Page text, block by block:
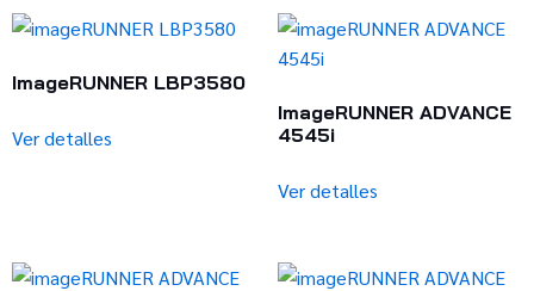
ImageRUNNER LBP3580
Ver detalles
ImageRUNNER ADVANCE
4545i
Ver detalles